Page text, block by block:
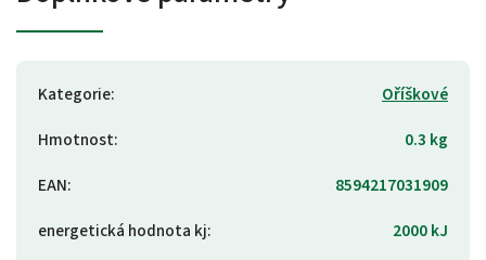
Kategorie:
Oříškové
Hmotnost:
0.3 kg
EAN:
8594217031909
energetická hodnota kj:
2000 kJ